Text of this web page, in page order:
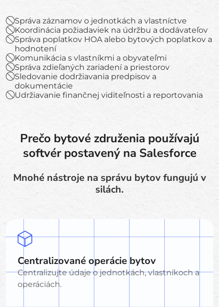
Správa záznamov o jednotkách a vlastníctve
Koordinácia požiadaviek na údržbu a dodávateľov
Správa poplatkov HOA alebo bytových poplatkov a
hodnotení
Komunikácia s vlastníkmi a obyvateľmi
Správa zdieľaných zariadení a priestorov
Sledovanie dodržiavania predpisov a
dokumentácie
Udržiavanie finančnej viditeľnosti a reportovania
Prečo bytové združenia používajú
softvér postavený na Salesforce
Mnohé nástroje na správu bytov fungujú v
silách.
Centralizované operácie bytov
Centralizujte údaje o jednotkách, vlastníkoch a
operáciách.